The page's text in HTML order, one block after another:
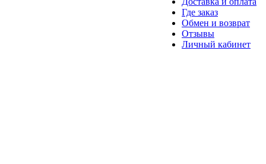
Где заказ
Обмен и возврат
Отзывы
Личный кабинет